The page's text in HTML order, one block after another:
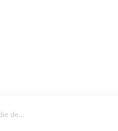
de...